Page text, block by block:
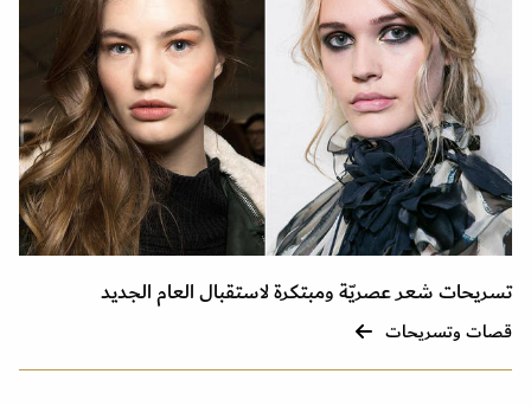
تسريحات شعر عصريّة ومبتكرة لاستقبال العام الجديد
قصات وتسريحات